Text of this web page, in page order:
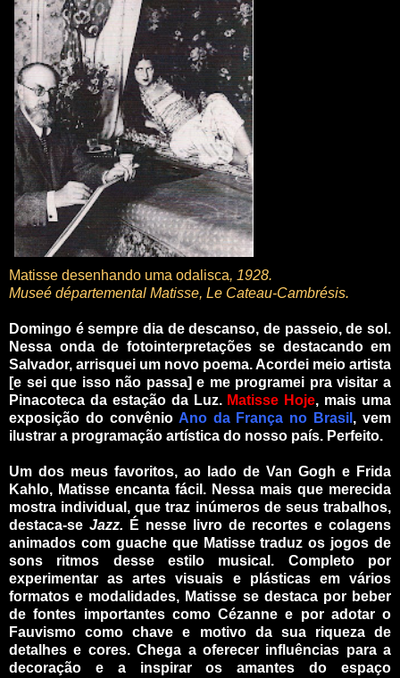
Matisse desenhando uma odalisca, 1928.
Museé départemental Matisse, Le Cateau-Cambrésis.
Domingo é sempre dia de descanso, de passeio, de sol.
Nessa onda de fotointerpretações se destacando em
Salvador, arrisquei um novo poema. Acordei meio artista
[e sei que isso não passa] e me programei pra visitar a
Pinacoteca da estação da Luz. Matisse Hoje, mais uma
exposição do convênio Ano da França no Brasil , vem
ilustrar a programação artística do nosso país. Perfeito.
Um dos meus favoritos, ao lado de Van Gogh e Frida
Kahlo, Matisse encanta fácil. Nessa mais que merecida
mostra individual, que traz inúmeros de seus trabalhos,
destaca-se Jazz. É nesse livro de recortes e colagens
animados com guache que Matisse traduz os jogos de
sons ritmos desse estilo musical. Completo por
experimentar as artes visuais e plásticas em vários
formatos e modalidades, Matisse se destaca por beber
de fontes importantes como Cézanne e por adotar o
Fauvismo como chave e motivo da sua riqueza de
detalhes e cores. Chega a oferecer influências para a
decoração e a inspirar os amantes do espaço